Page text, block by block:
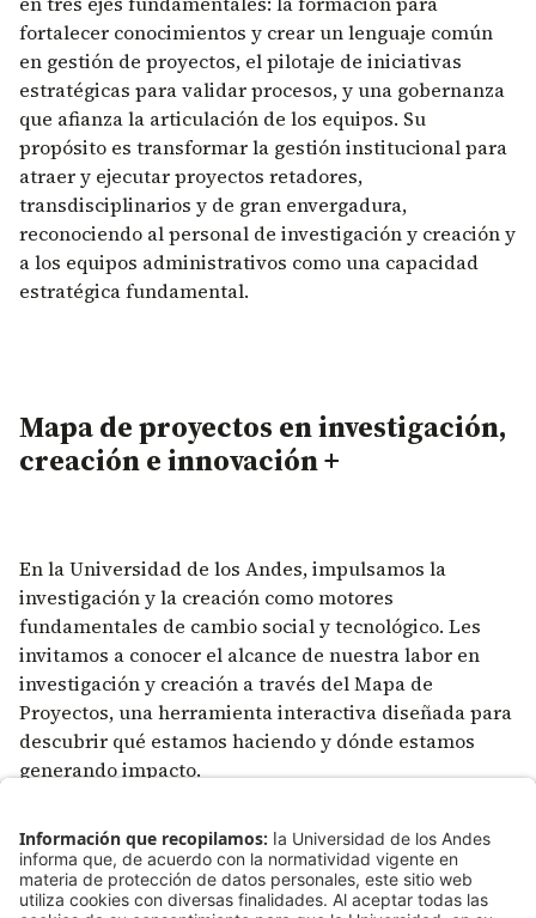
fortalecer conocimientos y crear un lenguaje común
en gestión de proyectos, el pilotaje de iniciativas
estratégicas para validar procesos, y una gobernanza
que afianza la articulación de los equipos. Su
propósito es transformar la gestión institucional para
atraer y ejecutar proyectos retadores,
transdisciplinarios y de gran envergadura,
reconociendo al personal de investigación y creación y
a los equipos administrativos como una capacidad
estratégica fundamental.
Mapa de proyectos en investigación,
creación e innovación +
En la Universidad de los Andes, impulsamos la
investigación y la creación como motores
fundamentales de cambio social y tecnológico. Les
invitamos a conocer el alcance de nuestra labor en
investigación y creación a través del Mapa de
Proyectos, una herramienta interactiva diseñada para
descubrir qué estamos haciendo y dónde estamos
generando impacto.
Para quienes deseen profundizar en nuestro quehacer
y conocer cómo transformamos diferentes sectores,
presentamos nuestros Portafolios Transdisciplinares